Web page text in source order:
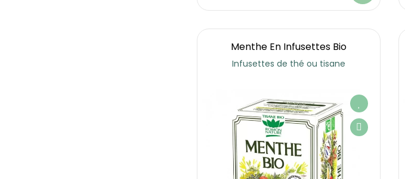
Menthe En Infusettes Bio
Infusettes de thé ou tisane